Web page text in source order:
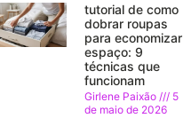
tutorial de como
dobrar roupas
para economizar
espaço: 9
técnicas que
funcionam
Girlene Paixão
5
de maio de 2026